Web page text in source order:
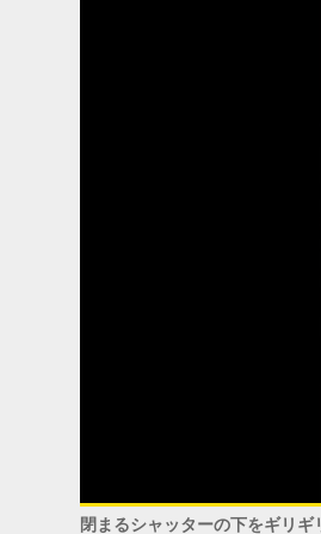
閉まるシャッターの下をギリギ